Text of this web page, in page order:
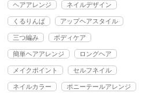
ヘアアレンジ ネイルデザイン
くるりんぱ アップヘアスタイル
三つ編み ボディケア
簡単ヘアアレンジ ロングヘア
メイクポイント セルフネイル
ネイルカラー ポニーテールアレンジ